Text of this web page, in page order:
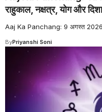
राहुकाल, नक्षत्र, योग और
Aaj Ka Panchang: 9 अगस्त 2026,
ByPriyanshi Soni